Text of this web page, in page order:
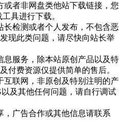
或者非网盘类他站下载链接，您
具进行下载。
长检测或者个人发布，不包含恶
现此类问题，请尽快向站长举
息服务，除本站原创产品以及特
付费资源仅提供简单的售后。
互联网，非原创及特别注明的产
及其他任何问题，请自行调试
，广告合作或其他信息请联系